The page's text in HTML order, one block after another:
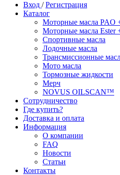
Вход /Регистрация
Каталог
Моторные масла PAO
Моторные масла Ester
Спортивные масла
Лодочные масла
Трансмиссионные
Мото масла
Тормозные жидкости
Мерч
NOVUS OILSCAN™
Сотрудничество
Где купить?
Доставка и оплата
Информация
О компании
FAQ
Новости
Статьи
Контакты